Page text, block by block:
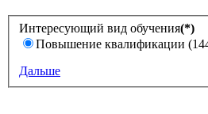
Интересующий вид обучения(*)
Повышение квалификации
Дальше